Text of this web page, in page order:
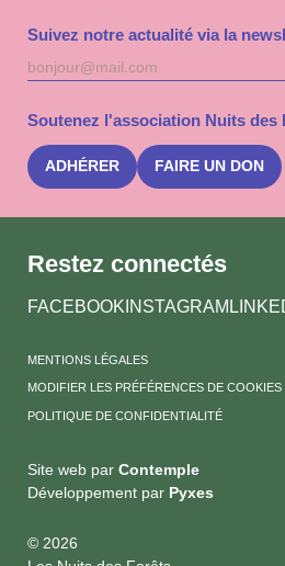
Suivez notre actualité via la
Adresse
mail
Soutenez l'association Nuits des
ADHÉRER FAIRE UN DON
Restez connectés
FACEBOOK INSTAGRAM
MENTIONS LÉGALES
MODIFIER LES PRÉFÉRENCES DE COOKIES
POLITIQUE DE CONFIDENTIALITÉ
Site web par Contemple
Développement par Pyxes
© 2026